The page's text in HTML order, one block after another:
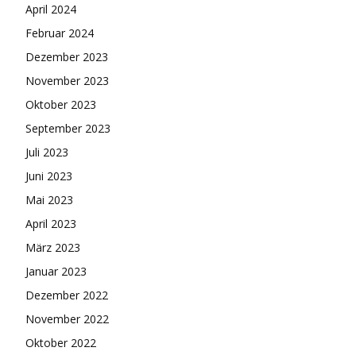
April 2024
Februar 2024
Dezember 2023
November 2023
Oktober 2023
September 2023
Juli 2023
Juni 2023
Mai 2023
April 2023
März 2023
Januar 2023
Dezember 2022
November 2022
Oktober 2022